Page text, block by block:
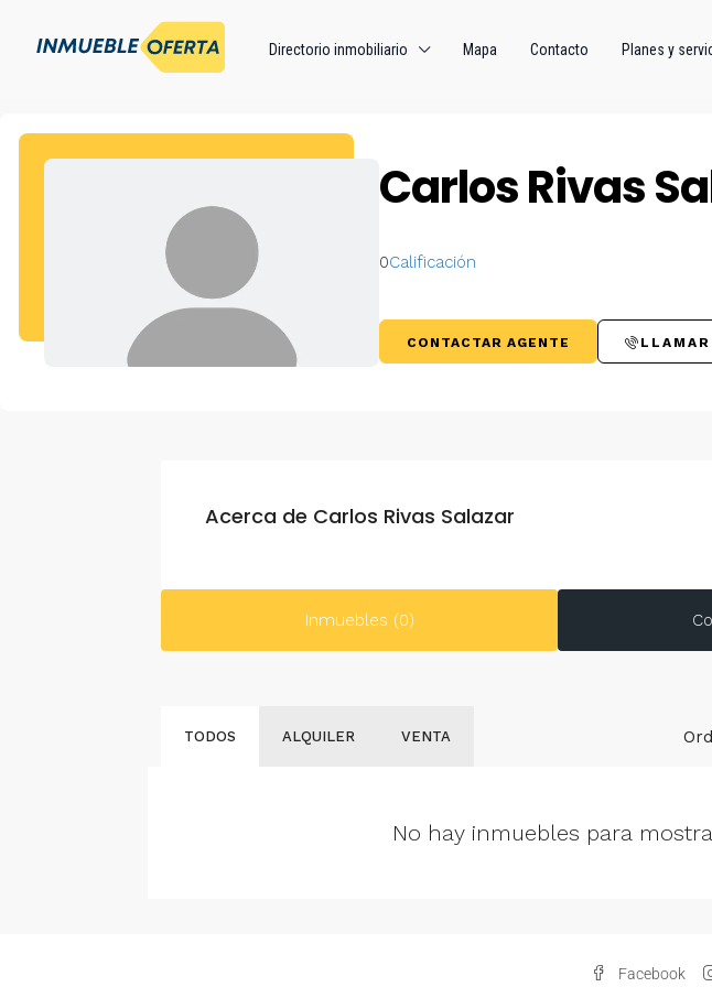
Directorio inmobiliario Mapa Contacto Planes y
Carlos Rivas
0Calificación
CONTACTAR AGENTE LLAMAR
Acerca de Carlos Rivas Salazar
Inmuebles (0)
TODOS ALQUILER VENTA
No hay inmuebles para
Facebook